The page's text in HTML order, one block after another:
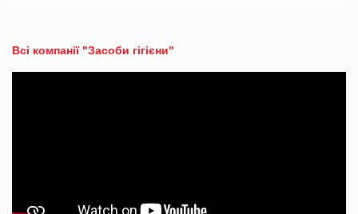
Всі компанії "Засоби гігієни"